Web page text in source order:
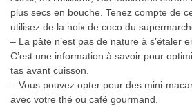
plus secs en bouche. Tenez compte de
utilisez de la noix de coco du
– La pâte n’est pas de nature à s’étaler
C’est une information à savoir pour
tas avant cuisson.
– Vous pouvez opter pour des mini-
avec votre thé ou café gourmand.